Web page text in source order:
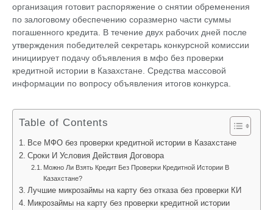
организация готовит распоряжение о снятии обременения
по залоговому обеспечению соразмерно части суммы
погашенного кредита. В течение двух рабочих дней после
утверждения победителей секретарь конкурсной комиссии
инициирует подачу объявления в мфо без проверки
кредитной истории в Казахстане. Средства массовой
информации по вопросу объявления итогов конкурса.
Table of Contents
Все МФО без проверки кредитной истории в Казахстане
Сроки И Условия Действия Договора
Можно Ли Взять Кредит Без Проверки Кредитной Истории В
Казахстане?
Лучшие микрозаймы на карту без отказа без проверки КИ
Микрозаймы на карту без проверки кредитной истории